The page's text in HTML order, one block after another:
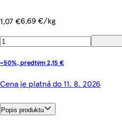
1,07 €6,69 €/kg
-50%, predtým 2,15 €
Cena je platná do 11. 8. 2026
Popis produktu